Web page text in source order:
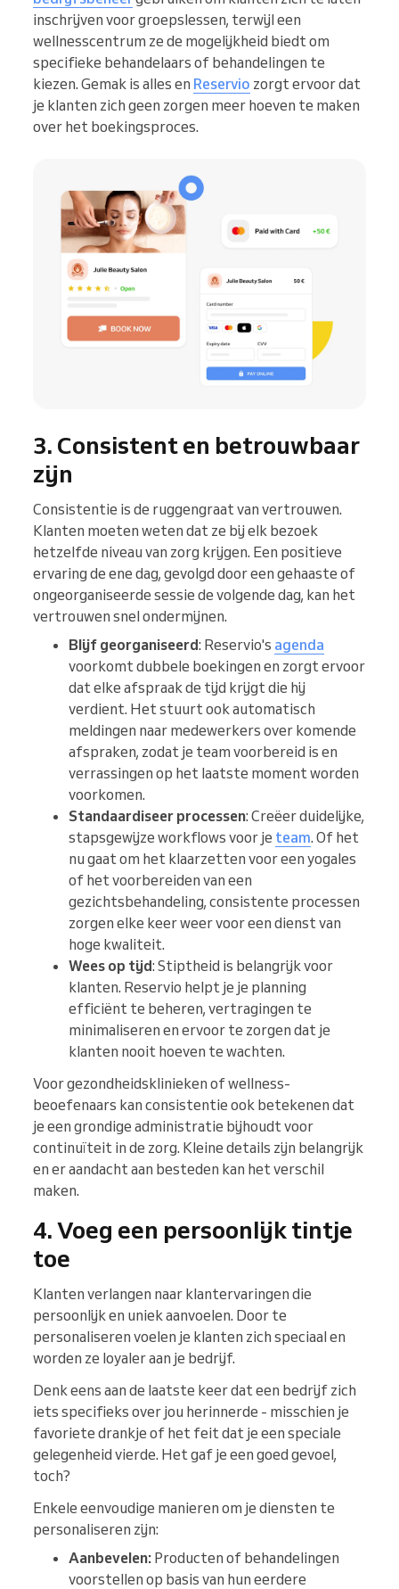
inschrijven voor groepslessen, terwijl een
wellnesscentrum ze de mogelijkheid biedt om
specifieke behandelaars of behandelingen te
kiezen. Gemak is alles en Reservio zorgt ervoor dat
je klanten zich geen zorgen meer hoeven te maken
over het boekingsproces.
3. Consistent en betrouwbaar
zijn
Consistentie is de ruggengraat van vertrouwen.
Klanten moeten weten dat ze bij elk bezoek
hetzelfde niveau van zorg krijgen. Een positieve
ervaring de ene dag, gevolgd door een gehaaste of
ongeorganiseerde sessie de volgende dag, kan het
vertrouwen snel ondermijnen.
Blijf georganiseerd: Reservio's agenda
voorkomt dubbele boekingen en zorgt ervoor
dat elke afspraak de tijd krijgt die hij
verdient. Het stuurt ook automatisch
meldingen naar medewerkers over komende
afspraken, zodat je team voorbereid is en
verrassingen op het laatste moment worden
voorkomen.
Standaardiseer processen: Creëer duidelijke,
stapsgewijze workflows voor je team. Of het
nu gaat om het klaarzetten voor een yogales
of het voorbereiden van een
gezichtsbehandeling, consistente processen
zorgen elke keer weer voor een dienst van
hoge kwaliteit.
Wees op tijd: Stiptheid is belangrijk voor
klanten. Reservio helpt je je planning
efficiënt te beheren, vertragingen te
minimaliseren en ervoor te zorgen dat je
klanten nooit hoeven te wachten.
Voor gezondheidsklinieken of wellness-
beoefenaars kan consistentie ook betekenen dat
je een grondige administratie bijhoudt voor
continuïteit in de zorg. Kleine details zijn belangrijk
en er aandacht aan besteden kan het verschil
maken.
4. Voeg een persoonlijk tintje
toe
Klanten verlangen naar klantervaringen die
persoonlijk en uniek aanvoelen. Door te
personaliseren voelen je klanten zich speciaal en
worden ze loyaler aan je bedrijf.
Denk eens aan de laatste keer dat een bedrijf zich
iets specifieks over jou herinnerde - misschien je
favoriete drankje of het feit dat je een speciale
gelegenheid vierde. Het gaf je een goed gevoel,
toch?
Enkele eenvoudige manieren om je diensten te
personaliseren zijn:
Aanbevelen: Producten of behandelingen
voorstellen op basis van hun eerdere